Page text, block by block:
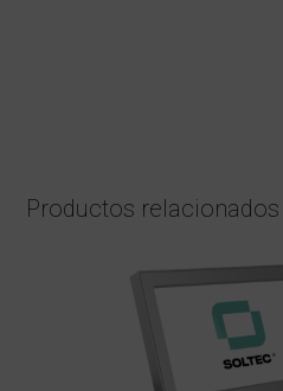
Productos relacionados